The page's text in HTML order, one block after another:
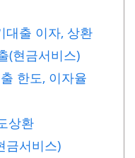
대출 이자, 상환
(현금서비스)
한도, 이자율
상환
금서비스)